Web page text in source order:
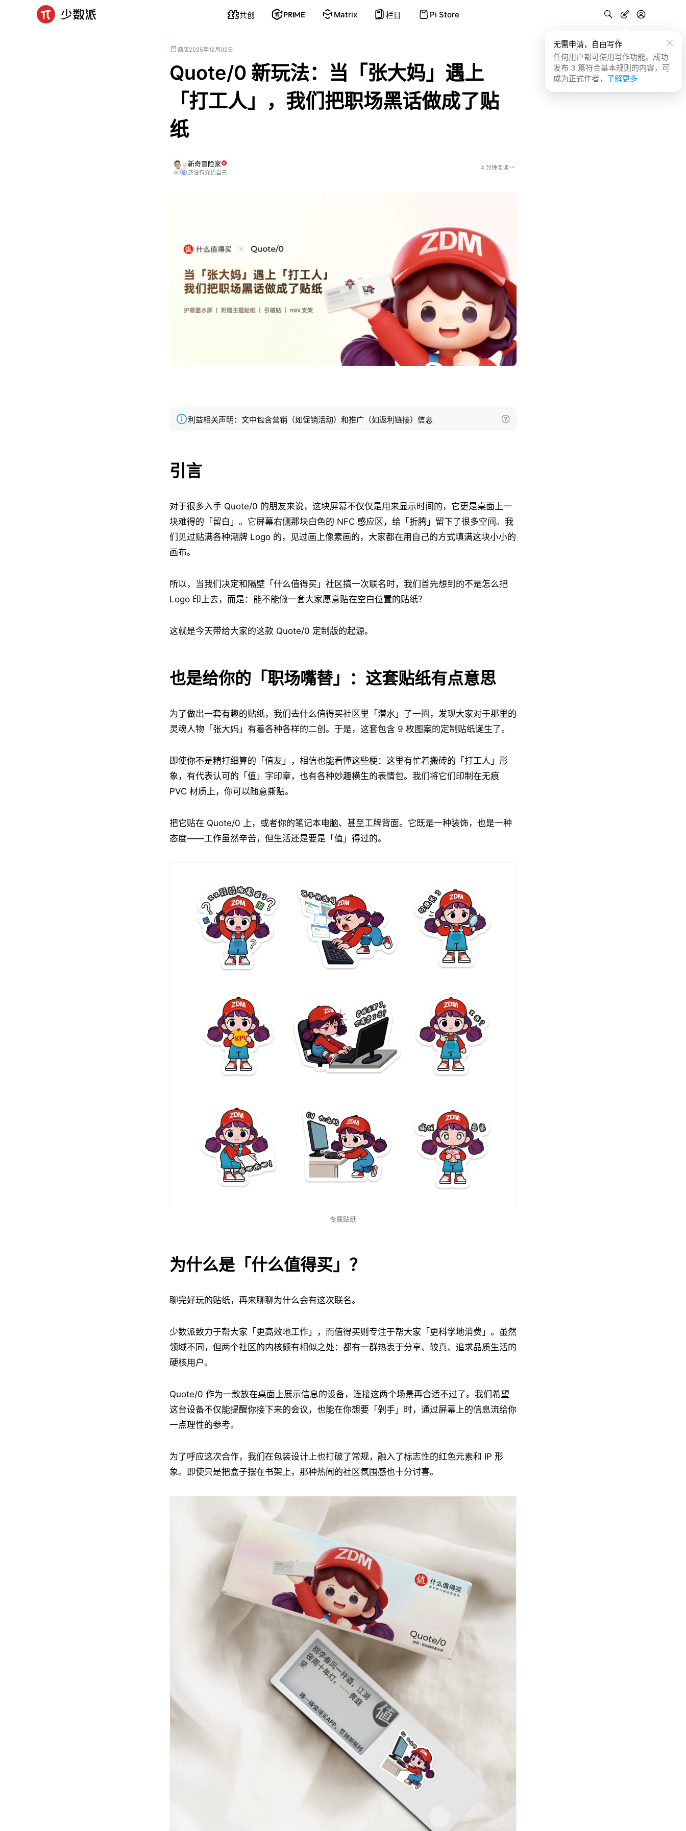
共创 PRIME Matrix 栏目 Pi Store
无需申请，自由写作
任何用户都可使用写作功能。成功
发布 3 篇符合基本规则的内容，可
成为正式作者。 了解更多
商店2025年12月02日
Quote/0 新玩法：当「张大妈」遇上
「打工人」，我们把职场黑话做成了贴
纸
新奇冒险家
还没有介绍自己
4 分钟阅读
利益相关声明：文中包含营销（如促销活动）和推广（如返利链接）信息
引言
对于很多入手 Quote/0 的朋友来说，这块屏幕不仅仅是用来显示时间的，它更是桌面上一
块难得的「留白」。它屏幕右侧那块白色的 NFC 感应区，给「折腾」留下了很多空间。我
们见过贴满各种潮牌 Logo 的，见过画上像素画的，大家都在用自己的方式填满这块小小的
画布。
所以，当我们决定和隔壁「什么值得买」社区搞一次联名时，我们首先想到的不是怎么把
Logo 印上去，而是：能不能做一套大家愿意贴在空白位置的贴纸？
这就是今天带给大家的这款 Quote/0 定制版的起源。
也是给你的「职场嘴替」：这套贴纸有点意思
为了做出一套有趣的贴纸，我们去什么值得买社区里「潜水」了一圈，发现大家对于那里的
灵魂人物「张大妈」有着各种各样的二创。于是，这套包含 9 枚图案的定制贴纸诞生了。
即使你不是精打细算的「值友」，相信也能看懂这些梗：这里有忙着搬砖的「打工人」形
象，有代表认可的「值」字印章，也有各种妙趣横生的表情包。我们将它们印制在无痕
PVC 材质上，你可以随意撕贴。
把它贴在 Quote/0 上，或者你的笔记本电脑、甚至工牌背面。它既是一种装饰，也是一种
态度——工作虽然辛苦，但生活还是要是「值」得过的。
专属贴纸
为什么是「什么值得买」？
聊完好玩的贴纸，再来聊聊为什么会有这次联名。
少数派致力于帮大家「更高效地工作」，而值得买则专注于帮大家「更科学地消费」。虽然
领域不同，但两个社区的内核颇有相似之处：都有一群热衷于分享、较真、追求品质生活的
硬核用户。
Quote/0 作为一款放在桌面上展示信息的设备，连接这两个场景再合适不过了。我们希望
这台设备不仅能提醒你接下来的会议，也能在你想要「剁手」时，通过屏幕上的信息流给你
一点理性的参考。
为了呼应这次合作，我们在包装设计上也打破了常规，融入了标志性的红色元素和 IP 形
象。即使只是把盒子摆在书架上，那种热闹的社区氛围感也十分讨喜。